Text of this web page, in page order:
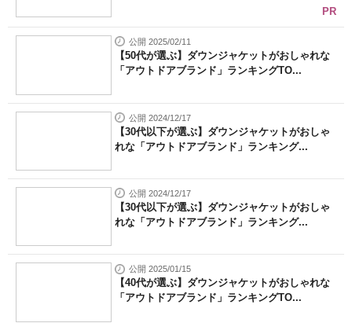
PR
公開 2025/02/11
【50代が選ぶ】ダウンジャケットがおしゃれな
「アウトドアブランド」ランキングTO...
公開 2024/12/17
【30代以下が選ぶ】ダウンジャケットがおしゃ
れな「アウトドアブランド」ランキング...
公開 2024/12/17
【30代以下が選ぶ】ダウンジャケットがおしゃ
れな「アウトドアブランド」ランキング...
公開 2025/01/15
【40代が選ぶ】ダウンジャケットがおしゃれな
「アウトドアブランド」ランキングTO...